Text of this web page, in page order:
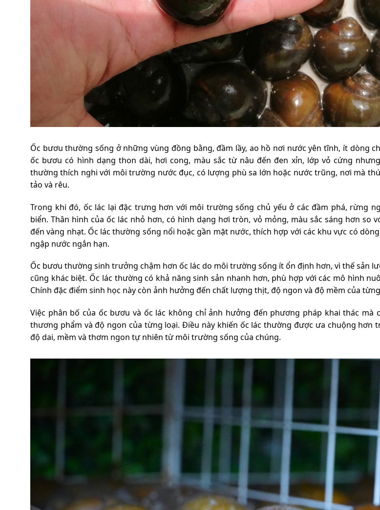
Ốc bươu thường sống ở những vùng đồng bằng, đầm lầy, ao hồ nơi nước yên tĩnh, ít dòng
ốc bươu có hình dạng thon dài, hơi cong, màu sắc từ nâu đến đen xỉn, lớp vỏ cứng
thường thích nghi với môi trường nước đục, có lượng phù sa lớn hoặc nước trũng, nơi mà
tảo và rêu.
Trong khi đó, ốc lác lại đặc trưng hơn với môi trường sống chủ yếu ở các đầm phá, rừng
biển. Thân hình của ốc lác nhỏ hơn, có hình dạng hơi tròn, vỏ mỏng, màu sắc sáng hơn so
đến vàng nhạt. Ốc lác thường sống nổi hoặc gần mặt nước, thích hợp với các khu vực có
ngập nước ngắn hạn.
Ốc bươu thường sinh trưởng chậm hơn ốc lác do môi trường sống ít ổn định hơn, vì thế sản
cũng khác biệt. Ốc lác thường có khả năng sinh sản nhanh hơn, phù hợp với các mô hình
Chính đặc điểm sinh học này còn ảnh hưởng đến chất lượng thịt, độ ngon và độ mềm của
Việc phân bố của ốc bươu và ốc lác không chỉ ảnh hưởng đến phương pháp khai thác mà
thương phẩm và độ ngon của từng loại. Điều này khiến ốc lác thường được ưa chuộng hơn
độ dai, mềm và thơm ngon tự nhiên từ môi trường sống của chúng.